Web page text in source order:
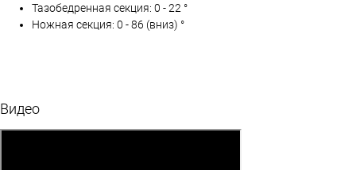
Тазобедренная секция: 0 - 22 °
Ножная секция: 0 - 86 (вниз) °
Видео